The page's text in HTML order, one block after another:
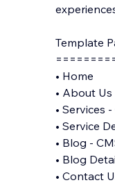
Template
• Home
• About Us
• Services
• Service
• Blog -
• Blog
• Contact